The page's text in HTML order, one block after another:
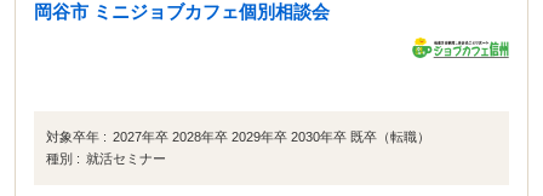
岡谷市 ミニジョブカフェ個別相談会
対象卒年 : 2027年卒 2028年卒 2029年卒 2030年卒 既卒（転職）
種別 : 就活セミナー